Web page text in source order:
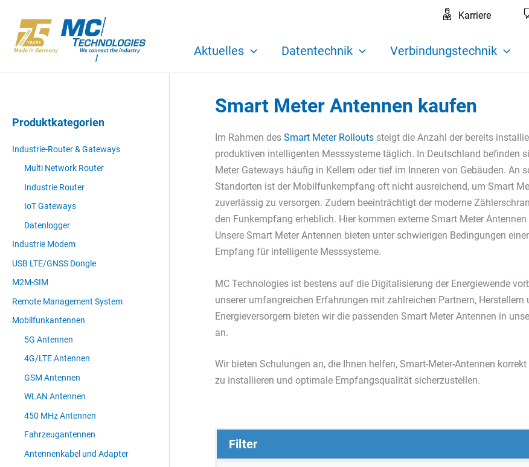
Inhalt
springen
Karriere
Aktuelles Datentechnik Verbindungstechnik
Produktkategorien
Industrie-Router & Gateways
Multi Network Router
Industrie Router
IoT Gateways
Datenlogger
Industrie Modem
USB LTE/GNSS Dongle
M2M-SIM
Remote Management System
Mobilfunkantennen
5G Antennen
4G/LTE Antennen
GSM Antennen
WLAN Antennen
450 MHz Antennen
Fahrzeugantennen
Antennenkabel und Adapter
Smart Meter Antennen kaufen
Im Rahmen des Smart Meter Rolloutssteigt die Anzahl der bereits
produktiven intelligenten Messsysteme täglich. In Deutschland befinden
Meter Gateways häufig in Kellern oder tief im Inneren von Gebäuden. An
Standorten ist der Mobilfunkempfang oft nicht ausreichend, um Smart
zuverlässig zu versorgen. Zudem beeinträchtigt der moderne
den Funkempfang erheblich. Hier kommen externe Smart Meter
Unsere Smart Meter Antennen bieten unter schwierigen Bedingungen
Empfang für intelligente Messsysteme.
MC Technologies ist bestens auf die Digitalisierung der Energiewende
unserer umfangreichen Erfahrungen mit zahlreichen Partnern, Herstellern
Energieversorgern bieten wir die passenden Smart Meter Antennen in
an.
Wir bieten Schulungen an, die Ihnen helfen, Smart-Meter-Antennen
zu installieren und optimale Empfangsqualität sicherzustellen.
Filter